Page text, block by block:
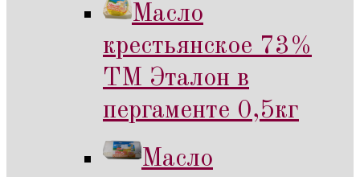
Масло
крестьянское 73%
ТМ Эталон в
пергаменте 0,5кг
Масло